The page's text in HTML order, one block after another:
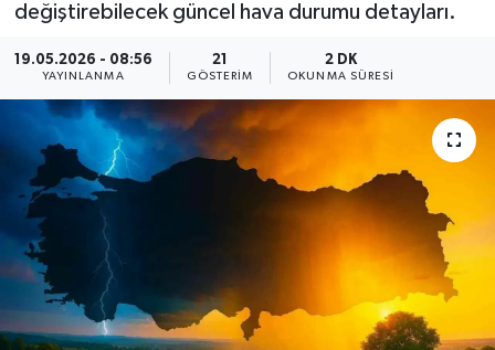
değiştirebilecek güncel hava durumu detayları.
19.05.2026 - 08:56
YAYINLANMA
21
GÖSTERIM
2 DK
OKUNMA SÜRESI